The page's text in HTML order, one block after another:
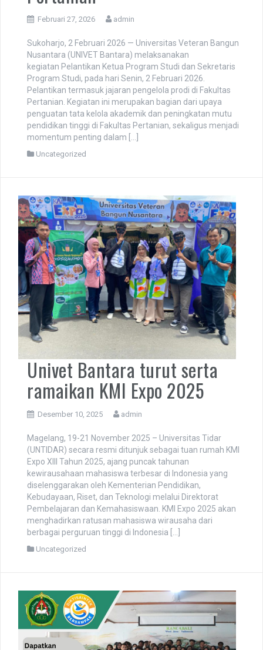
Pelantikan Ketua Program
Studi Teknologi Hasil
Pertanian
Februari 27, 2026 admin
Sukoharjo, 2 Februari 2026 — Universitas Veteran Bangun
Nusantara (UNIVET Bantara) melaksanakan
kegiatan Pelantikan Ketua Program Studi dan Sekretaris
Program Studi, pada hari Senin, 2 Februari 2026.
Pelantikan termasuk jajaran pengelola prodi di Fakultas
momentum penting dalam […]
Uncategorized
Univet Bantara turut serta
ramaikan KMI Expo 2025
Desember 10, 2025 admin
Magelang, 19-21 November 2025 – Universitas Tidar
(UNTIDAR) secara resmi ditunjuk sebagai tuan rumah KMI
Expo XIII Tahun 2025, ajang puncak tahunan
kewirausahaan mahasiswa terbesar di Indonesia yang
diselenggarakan oleh Kementerian Pendidikan,
berbagai perguruan tinggi di Indonesia […]
Uncategorized